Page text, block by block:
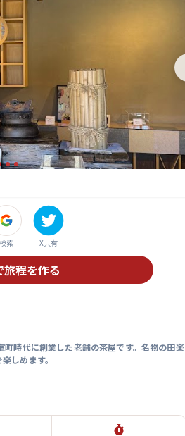
検索 X共有
程を作る
時代に創業した老舗の茶屋です。名物の田楽
しめます。